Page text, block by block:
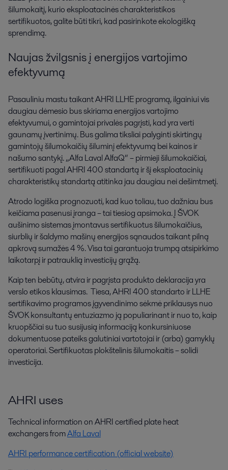
šilumokaitį, kurio eksploatacinės charakteristikos
sertifikuotos, galite būti tikri, kad pasirinkote ekologišką
sprendimą.
Naujas žvilgsnis į energijos vartojimo
efektyvumą
Pasauliniu mastu taikant AHRI LLHE programą, ilgainiui vis
daugiau dėmesio bus skiriama energijos vartojimo
efektyvumui, o gamintojai privalės pagrįsti, kad yra verti
gaunamų įvertinimų. Bus galima tiksliai palyginti skirtingų
gamintojų šilumokaičių šiluminį efektyvumą bei kainos ir
našumo santykį. „Alfa Laval AlfaQ“ – pirmieji šilumokaičiai,
sertifikuoti pagal AHRI 400 standartą ir šį eksploatacinių
charakteristikų standartą atitinka jau daugiau nei dešimtmetį.
Atrodo logiška prognozuoti, kad kuo toliau, tuo dažniau bus
keičiama pasenusi įranga – tai tiesiog apsimoka. Į ŠVOK
aušinimo sistemas įmontavus sertifikuotus šilumokaičius,
siurblių ir šaldymo mašinų energijos sąnaudos taikant pilną
apkrovą sumažės 4 %. Visa tai garantuoja trumpą atsipirkimo
laikotarpį ir patrauklią investicijų grąžą.
Kaip ten bebūtų, atvira ir pagrįsta produkto deklaracija yra
verslo etikos klausimas. Tiesa, AHRI 400 standarto ir LLHE
sertifikavimo programos įgyvendinimo sėkmė priklausys nuo
ŠVOK konsultantų entuziazmo ją populiarinant ir nuo to, kaip
kruopščiai su tuo susijusią informaciją konkursiniuose
dokumentuose pateiks galutiniai vartotojai ir (arba) gamyklų
operatoriai. Sertifikuotas plokštelinis šilumokaitis – solidi
investicija.
AHRI uses
Technical information on AHRI certified plate heat
exchangers fromAlfa Laval
AHRI performance certification (official website)